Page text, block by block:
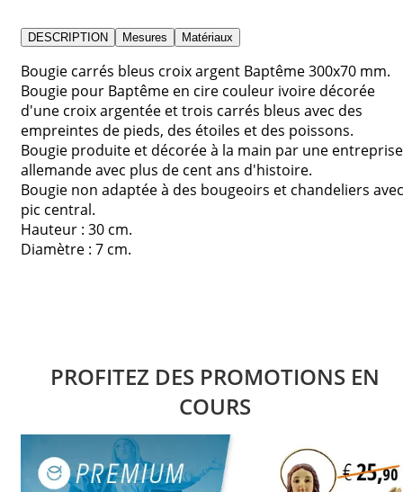
DESCRIPTION Mesures Matériaux
Bougie carrés bleus croix argent Baptême 300x70 mm.
Bougie pour Baptême en cire couleur ivoire décorée
d'une croix argentée et trois carrés bleus avec des
empreintes de pieds, des étoiles et des poissons.
Bougie produite et décorée à la main par une entreprise
allemande avec plus de cent ans d'histoire.
Bougie non adaptée à des bougeoirs et chandeliers avec
pic central.
Hauteur : 30 cm.
Diamètre : 7 cm.
PROFITEZ DES PROMOTIONS EN
COURS